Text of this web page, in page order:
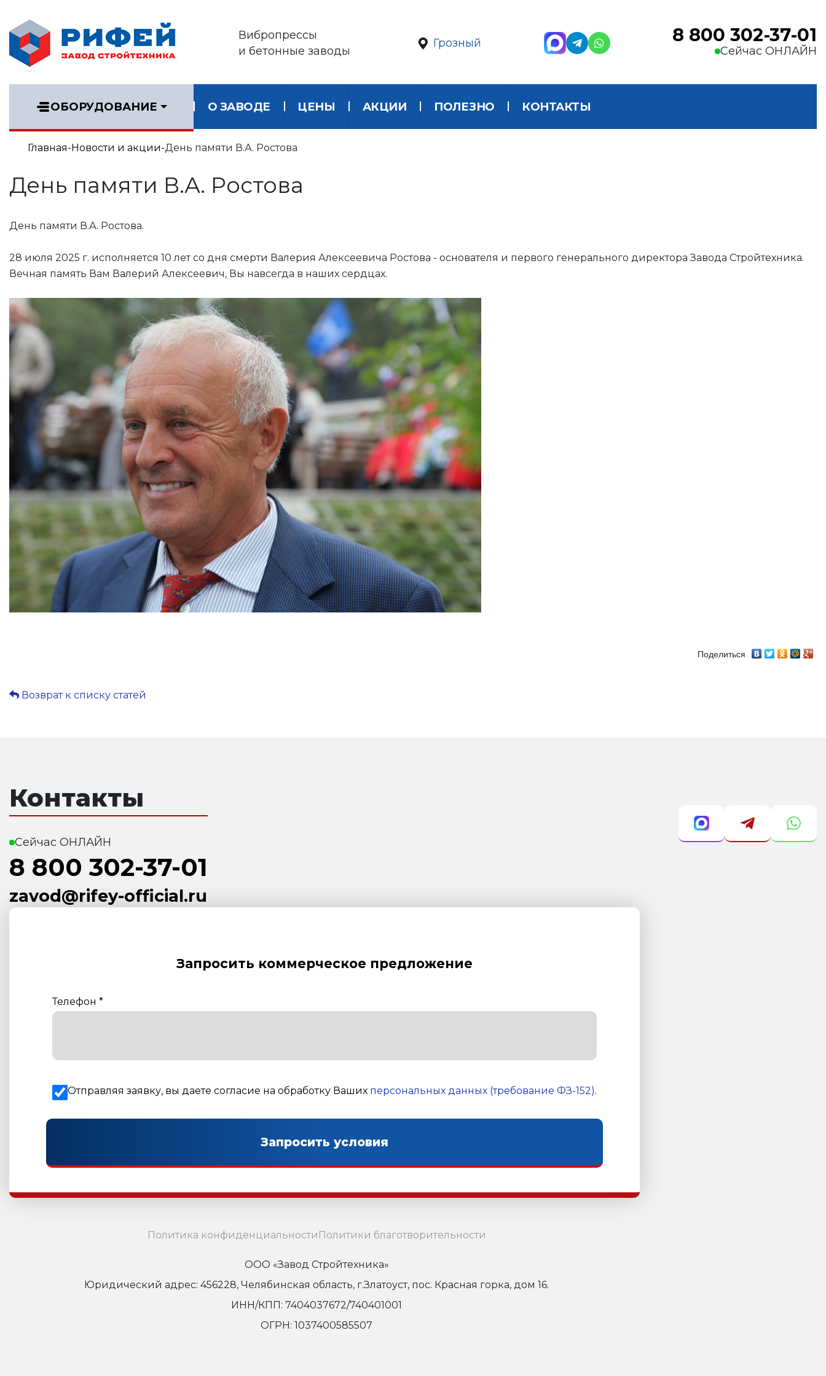
Вибропрессы
и бетонные заводы
Грозный 8 800 302-37-01
Сейчас ОНЛАЙН
ОБОРУДОВАНИЕ О ЗАВОДЕ ЦЕНЫ АКЦИИ ПОЛЕЗНО КОНТАКТЫ
Главная Новости и акции День памяти В.А. Ростова
День памяти В.А. Ростова
День памяти В.А. Ростова.
28 июля 2025 г. исполняется 10 лет со дня смерти Валерия Алексеевича Ростова - основателя и первого генерального директора Завода Стройтехника.
Вечная память Вам Валерий Алексеевич, Вы навсегда в наших сердцах.
Поделиться
Возврат к списку статей
Контакты
Сейчас ОНЛАЙН
8 800 302-37-01
zavod@rifey-official.ru
Запросить коммерческое предложение
Телефон *
Отправляя заявку, вы даете согласие на обработку Ваших персональных данных (требование ФЗ-152).
Политика конфиденциальности Политики благотворительности
ООО «Завод Стройтехника»
Юридический адрес: 456228, Челябинская область, г.Златоуст, пос. Красная горка, дом 16.
ИНН/КПП: 7404037672/740401001
ОГРН: 1037400585507